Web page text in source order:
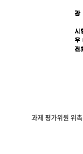
과제 평가위원 위